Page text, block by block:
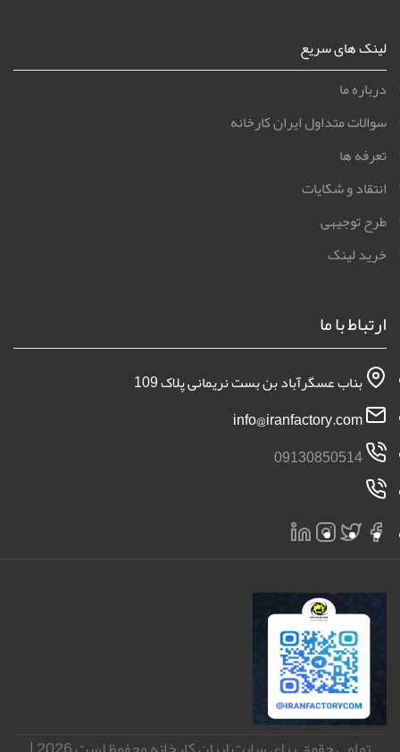
لینک های سریع
درباره ما
سوالات متداول ایران کارخانه
تعرفه ها
انتقاد و شکایات
طرح توجیهی
خرید لینک
ارتباط با ما
بناب عسگرآباد بن بست نریمانی پلاک 109
09130850514